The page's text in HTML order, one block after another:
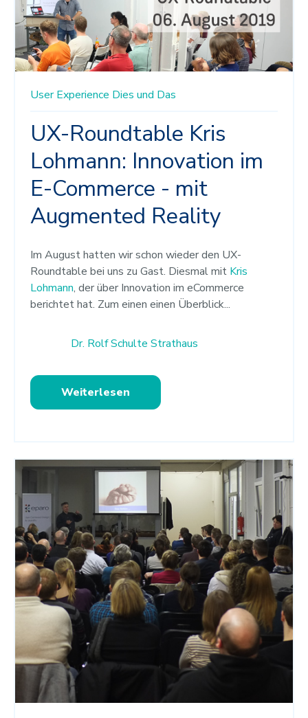
User Experience Dies und Das
UX-Roundtable Kris
Lohmann: Innovation im
E-Commerce - mit
Augmented Reality
Im August hatten wir schon wieder den UX-
Roundtable bei uns zu Gast. Diesmal mit Kris
Lohmann, der über Innovation im eCommerce
berichtet hat. Zum einen einen Überblick...
Dr. Rolf Schulte Strathaus
Weiterlesen